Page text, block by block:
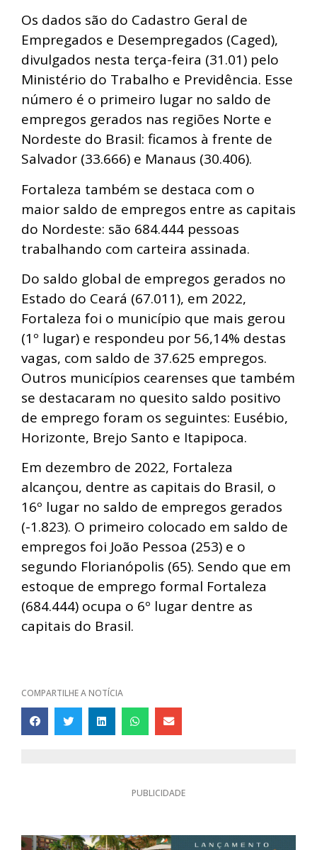
Os dados são do Cadastro Geral de
Empregados e Desempregados (Caged),
divulgados nesta terça-feira (31.01) pelo
Ministério do Trabalho e Previdência. Esse
número é o primeiro lugar no saldo de
empregos gerados nas regiões Norte e
Nordeste do Brasil: ficamos à frente de
Salvador (33.666) e Manaus (30.406).
Fortaleza também se destaca com o
maior saldo de empregos entre as capitais
do Nordeste: são 684.444 pessoas
trabalhando com carteira assinada.
Do saldo global de empregos gerados no
Estado do Ceará (67.011), em 2022,
Fortaleza foi o município que mais gerou
(1º lugar) e respondeu por 56,14% destas
vagas, com saldo de 37.625 empregos.
Outros municípios cearenses que também
se destacaram no quesito saldo positivo
de emprego foram os seguintes: Eusébio,
Horizonte, Brejo Santo e Itapipoca.
Em dezembro de 2022, Fortaleza
alcançou, dentre as capitais do Brasil, o
16º lugar no saldo de empregos gerados
(-1.823). O primeiro colocado em saldo de
empregos foi João Pessoa (253) e o
segundo Florianópolis (65). Sendo que em
estoque de emprego formal Fortaleza
(684.444) ocupa o 6º lugar dentre as
capitais do Brasil.
COMPARTILHE A NOTÍCIA
PUBLICIDADE